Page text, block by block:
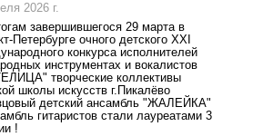
2026 г.
завершившегося 29 марта в
Петербурге очного детского XXI
конкурса исполнителей
инструментах и вокалистов
творческие коллективы
школы искусств г.Пикалёво
детский ансамбль "ЖАЛЕЙКА"
гитаристов стали лауреатами 3
!